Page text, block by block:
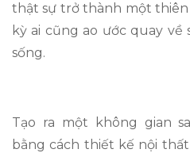
thật sự trở thành một
kỳ ai cũng ao ước quay
sống.
Tạo ra một không gian
bằng cách thiết kế nội